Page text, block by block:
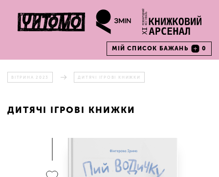
МІЙ СПИСОК БАЖАНЬ 0
ВІТРИНА 2023 ДИТЯЧІ ІГРОВІ КНИЖКИ
ДИТЯЧІ ІГРОВІ КНИЖКИ